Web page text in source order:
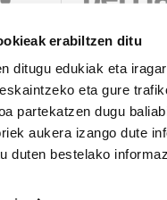
erabiltzen ditu
ditugu edukiak eta
eta gure
partekatzen dugu
aukera izango dute
duten bestelako